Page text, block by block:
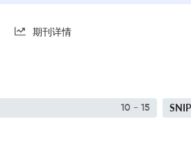
期刊详情
10 - 15 SNIP